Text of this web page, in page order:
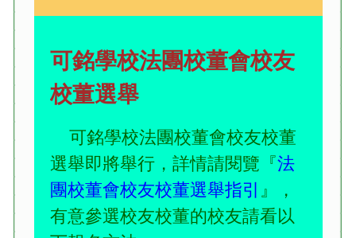
可銘學校法團校董會校友
校董選舉
可銘學校法團校董會校友校董
選舉即將舉行，詳情請閱覽『法
團校董會校友校董選舉指引 』，
有意參選校友校董的校友請看以